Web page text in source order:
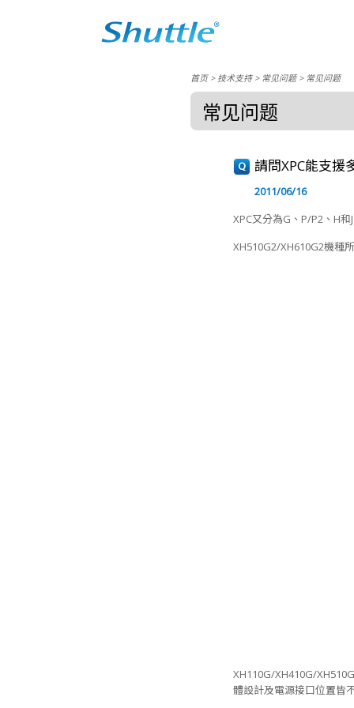
首页> 技术支持 > 常见问题> 常见问题
常见问题
請問XPC能支援
2011/06/16
XPC又分為G、P/P2、H和
XH510G2/XH610G2機種
XH110G/XH410G/
體設計及電源接口位置皆